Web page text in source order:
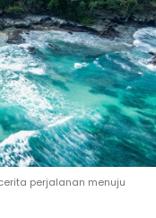
perjalanan menuju